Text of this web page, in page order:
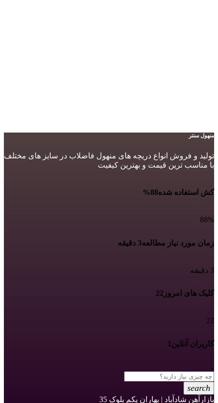
منهول سنتر
تولید و فروش انواع دریچه های منهول فاضلاب در سایز های مختلف
با مناسب ترین قیمت و بهترین کیفیت
کش استفاده شده88%
88%
زمان مورد نیاز مطالعه3 دقیقه
3 دقیقه
کلیک های امروز 22
22
کاربران آنلاین 1
1
search
بازارآهن شادآباد | بهاران یکم بلوک 35